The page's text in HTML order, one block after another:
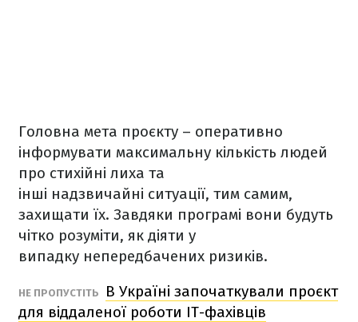
Головна мета проєкту – оперативно
інформувати максимальну кількість людей
про стихійні лиха та
інші надзвичайні ситуації, тим самим,
захищати їх. Завдяки програмі вони будуть
чітко розуміти, як діяти у
випадку непередбачених ризиків.
НЕ ПРОПУСТІТЬ
В Україні започаткували проєкт
для віддаленої роботи IТ-фахівців